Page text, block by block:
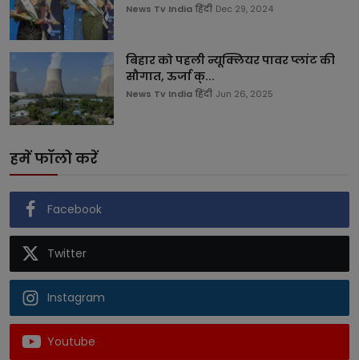
News Tv India हिंदी Dec 29, 2024
बिहार को पहली न्यूक्लियर पावर प्लांट की
सौगात, ऊर्जा क्...
News Tv India हिंदी Jun 26, 2025
हमें फॉलो करें
Facebook
Twitter
Instagram
Youtube